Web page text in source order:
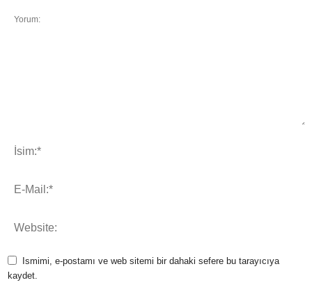
Ismimi, e-postamı ve web sitemi bir dahaki sefere bu tarayıcıya
kaydet.